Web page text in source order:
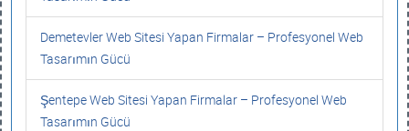
Demetevler Web Sitesi Yapan Firmalar – Profesyonel Web
Tasarımın Gücü
Şentepe Web Sitesi Yapan Firmalar – Profesyonel Web
Tasarımın Gücü